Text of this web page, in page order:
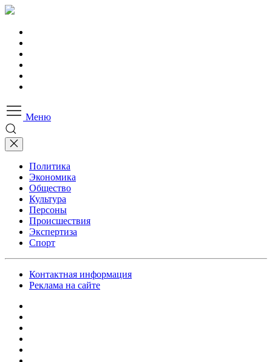
Меню
Политика
Экономика
Общество
Культура
Персоны
Происшествия
Экспертиза
Спорт
Контактная информация
Реклама на сайте